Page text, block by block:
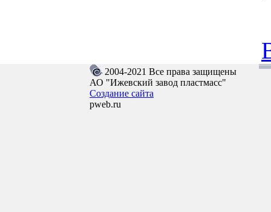
2004-2021 Все права защищены
АО "Ижевский завод пластмасс"
Создание сайта
pweb.ru